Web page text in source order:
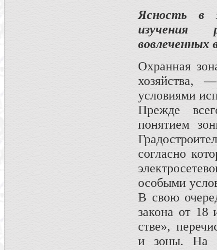
Ясность в
изучения
вовлеченных
Охранная
хозяйства,
условиями
Прежде
понятием
со­гласно
особыми
В свою
закона от
стве»,
и зоны. На